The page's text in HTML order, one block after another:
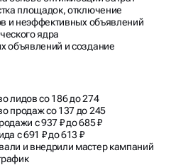
площадок, отключение
и неэффективных объявлений
ядра
объявлений и создание
лидов со 186 до 274
продаж со 137 до 245
с 937 ₽ до 685 ₽
с 691 ₽ до 613 ₽
и внедрили мастер кампаний